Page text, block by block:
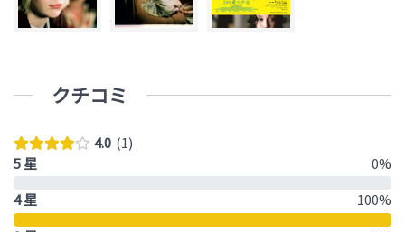
クチコミ
4.0 1
5 星
0%
4 星
100%